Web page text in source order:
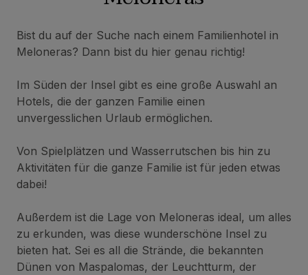
Bist du auf der Suche nach einem Familienhotel in
Meloneras? Dann bist du hier genau richtig!
Im Süden der Insel gibt es eine große Auswahl an
Hotels, die der ganzen Familie einen
unvergesslichen Urlaub ermöglichen.
Von Spielplätzen und Wasserrutschen bis hin zu
Aktivitäten für die ganze Familie ist für jeden etwas
dabei!
Außerdem ist die Lage von Meloneras ideal, um alles
zu erkunden, was diese wunderschöne Insel zu
bieten hat. Sei es all die Strände, die bekannten
Dünen von Maspalomas, der Leuchtturm, der